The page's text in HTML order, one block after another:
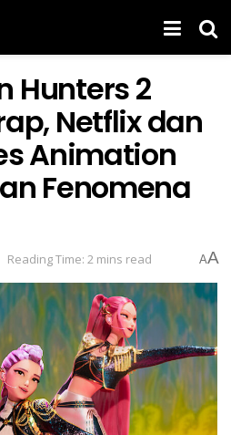
Hunters 2
Netflix dan
Animation
Fenomena
Reading Time: 2 mins read AA